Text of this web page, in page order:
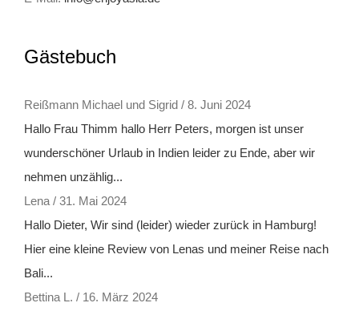
Gästebuch
Reißmann Michael und Sigrid / 8. Juni 2024
Hallo Frau Thimm hallo Herr Peters, morgen ist unser
wunderschöner Urlaub in Indien leider zu Ende, aber wir
nehmen unzählig...
Lena / 31. Mai 2024
Hallo Dieter, Wir sind (leider) wieder zurück in Hamburg!
Hier eine kleine Review von Lenas und meiner Reise nach
Bali...
Bettina L. / 16. März 2024